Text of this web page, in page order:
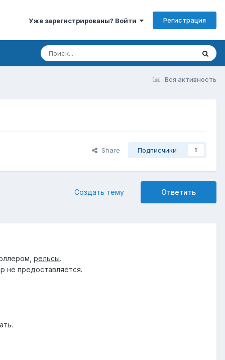
Уже зарегистрированы? Войти Регистрация
Вся активность
Share Подписчики 1
Ответить
Создать тему
рельсы.
не предоставляется.